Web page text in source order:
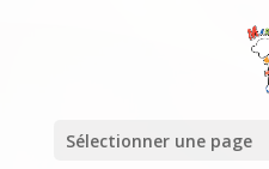
Sélectionner une page